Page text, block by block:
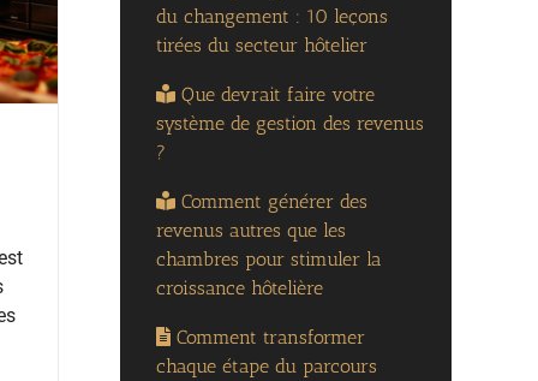
du changement : 10 leçons
tirées du secteur hôtelier
Que devrait faire votre
système de gestion des revenus
?
Comment générer des
revenus autres que les
chambres pour stimuler la
croissance hôtelière
Comment transformer
chaque étape du parcours